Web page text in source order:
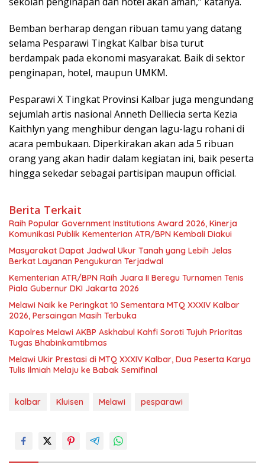
Bemban berharap dengan ribuan tamu yang datang
selama Pesparawi Tingkat Kalbar bisa turut
berdampak pada ekonomi masyarakat. Baik di sektor
penginapan, hotel, maupun UMKM.
Pesparawi X Tingkat Provinsi Kalbar juga mengundang
sejumlah artis nasional Anneth Delliecia serta Kezia
Kaithlyn yang menghibur dengan lagu-lagu rohani di
acara pembukaan. Diperkirakan akan ada 5 ribuan
orang yang akan hadir dalam kegiatan ini, baik peserta
hingga sekedar sebagai partisipan maupun official.
Berita Terkait
Raih Popular Government Institutions Award 2026, Kinerja
Komunikasi Publik Kementerian ATR/BPN Kembali Diakui
Masyarakat Dapat Jadwal Ukur Tanah yang Lebih Jelas
Berkat Layanan Pengukuran Terjadwal
Kementerian ATR/BPN Raih Juara II Beregu Turnamen Tenis
Piala Gubernur DKI Jakarta 2026
Melawi Naik ke Peringkat 10 Sementara MTQ XXXIV Kalbar
2026, Persaingan Masih Terbuka
Kapolres Melawi AKBP Askhabul Kahfi Soroti Tujuh Prioritas
Tugas Bhabinkamtibmas
Melawi Ukir Prestasi di MTQ XXXIV Kalbar, Dua Peserta Karya
Tulis Ilmiah Melaju ke Babak Semifinal
kalbar Kluisen Melawi pesparawi